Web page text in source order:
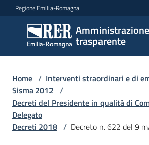
Vai al contenuto
Vai alla navigazione
Vai al footer
Regione Emilia-Romagna
Amministrazione
trasparente
Amministrazione
trasparente
Sottosezioni
Accesso
Home / Interventi straordinari e di
Sisma 2012 /
Decreti del Presidente in qualità di
Delegato
Decreti 2018 / Decreto n. 622 del 9